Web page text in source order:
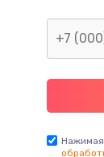
Нажимая